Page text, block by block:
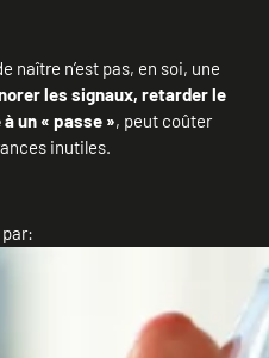
naître n’est pas, en soi, une
les signaux, retarder le
un « passe », peut coûter
inutiles.